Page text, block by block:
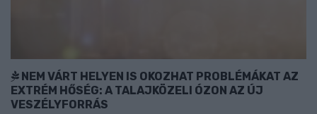
NEM VÁRT HELYEN IS OKOZHAT PROBLÉMÁKAT AZ
EXTRÉM HŐSÉG: A TALAJKÖZELI ÓZON AZ ÚJ
VESZÉLYFORRÁS